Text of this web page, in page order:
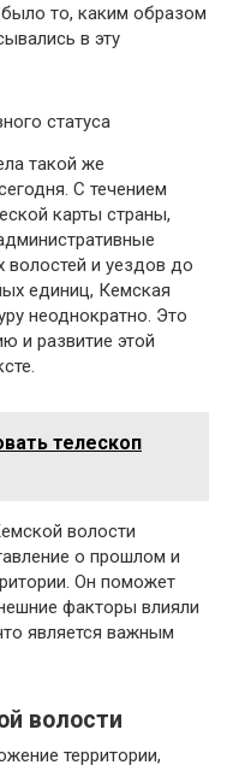
то, каким образом
в эту
статуса
такой же
С течением
карты страны,
волостей и уездов до
единиц, Кемская
неоднократно. Это
и развитие этой
телескоп
волости
о прошлом и
Он поможет
факторы влияли
является важным
волости
территории,